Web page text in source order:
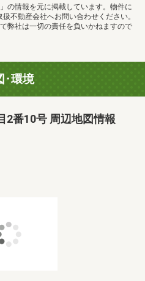
」の情報を元に掲載しています。物件に
不動産会社へお問い合わせください。
弊社は一切の責任を負いかねますので
･環境
2番10号 周辺地図情報